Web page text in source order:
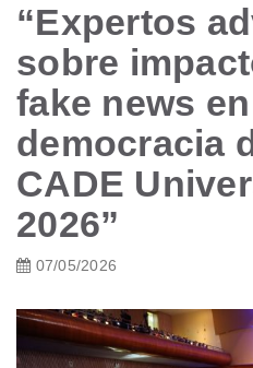
“Expertos
sobre
fake news
democracia
CADE
2026”
07/05/2026